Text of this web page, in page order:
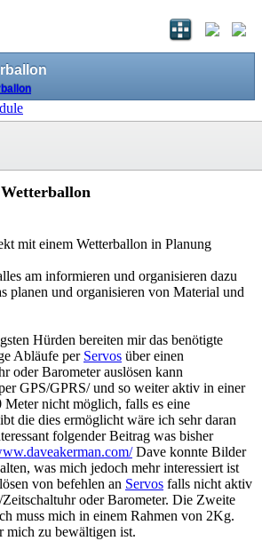
mit einem Wetterballon in Planung
am informieren und organisieren dazu
planen und organisieren von Material und
Hürden bereiten mir das benötigte
Abläufe per Servos über einen
oder Barometer auslösen kann
GPS/GPRS/ und so weiter aktiv in einer
nicht möglich, falls es eine
die dies ermöglicht wäre ich sehr daran
folgender Beitrag was bisher
Dave konnte Bilder
was mich jedoch mehr interessiert ist
von befehlen an Servos falls nicht aktiv
oder Barometer. Die Zweite
muss mich in einem Rahmen von 2Kg.
mich zu bewältigen ist.